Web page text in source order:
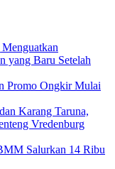
yang Baru Setelah
Promo Ongkir Mulai
Karang Taruna,
Vredenburg
Salurkan 14 Ribu